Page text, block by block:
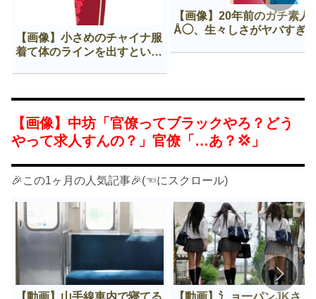
【画像】小さめのチャイナ服
着て体のラインを出すという
【画像】20年前のガチ素人
Å◯、生々しさがヤバすぎ
【画像】中坊「官僚ってブラックやろ？どう
やって求人すんの？」官僚「…あ？💢」
🎉この1ヶ月の人気記事🎉(☜にスクロール)
【動画】山手線車内で寝てる
【動画】氵ョ一パンJKさ